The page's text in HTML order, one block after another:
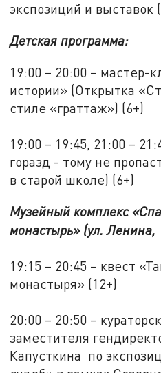
экспозиций и выставок
Детская программа:
19:00 – 20:00 – мастер-
истории» (Открытка
стиле «граттаж») (6+)
19:00 – 19:45, 21:00 –
горазд - тому не
в старой школе) (6+)
Музейный комплекс
монастырь» (ул. Ленина,
19:15 – 20:45 – квест
монастыря» (12+)
20:00 – 20:50 –
заместителя
Капусткина по